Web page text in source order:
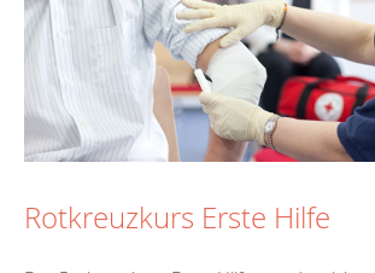
Rotkreuzkurs Erste Hilfe